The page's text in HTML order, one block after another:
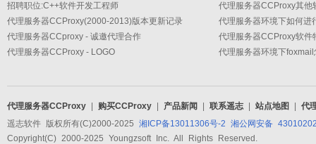
招聘职位:C++软件开发工程师
代理服务器CCProxy(2000-2013)版本更新记录
代理服务器CCproxy - 诚邀代理合作
代理服务器CCProxy - LOGO
代理服务器CCProxy其他
代理服务器环境下如何进
代理服务器CCProxy软
代理服务器环境下
代理服务器CCProxy 购买CCProxy 产品新闻 联系遥志 站点地图
代
遥志软件 版权所有(C)2000-2025 湘ICP备13011306号-2 湘公网安备
Copyright(C) 2000-2025 Youngzsoft Inc. All Rights Reserved.